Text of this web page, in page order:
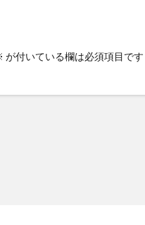
が付いている欄は必須項目です